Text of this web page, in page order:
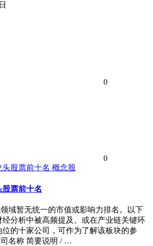
0
0
概念股
股票前十名
域暂无统一的市值或影响力排名。以下
经分析中被高频提及、或在产业链关键环
的十家公司，可作为了解该板块的参
名称 简要说明 / …